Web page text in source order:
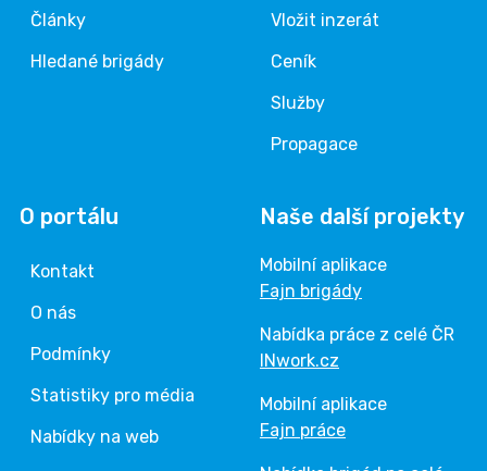
Články
Hledané brigády
Vložit inzerát
Ceník
Služby
Propagace
O portálu
Kontakt
O nás
Podmínky
Statistiky pro média
Nabídky na web
Naše další projekty
Mobilní aplikace
Fajn brigády
Nabídka práce z celé ČR
INwork.cz
Mobilní aplikace
Fajn práce